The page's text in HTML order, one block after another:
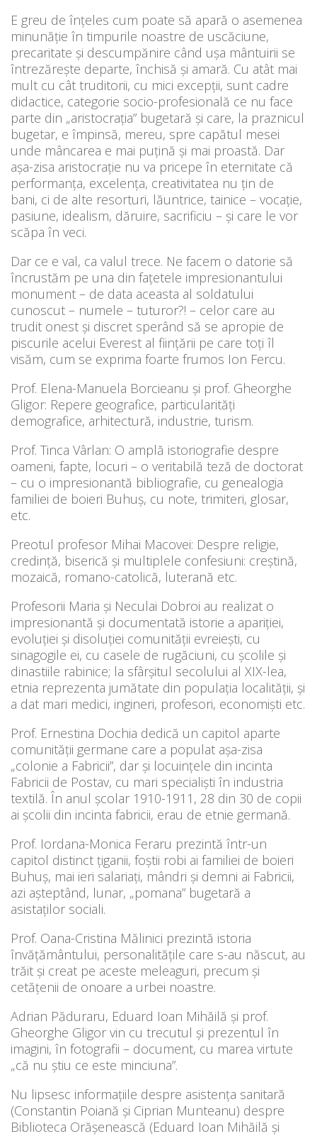
E greu de înțeles cum poate să apară o asemenea
minunăție în timpurile noastre de uscăciune,
precaritate și descumpănire când ușa mântuirii se
întrezărește departe, închisă și amară. Cu atât mai
mult cu cât truditorii, cu mici excepții, sunt cadre
didactice, categorie socio-profesională ce nu face
parte din „aristocrația” bugetară și care, la praznicul
bugetar, e împinsă, mereu, spre capătul mesei
unde mâncarea e mai puțină și mai proastă. Dar
așa-zisa aristocrație nu va pricepe în eternitate că
performanța, excelența, creativitatea nu țin de
bani, ci de alte resorturi, lăuntrice, tainice – vocație,
pasiune, idealism, dăruire, sacrificiu – și care le vor
scăpa în veci.
Dar ce e val, ca valul trece. Ne facem o datorie să
încrustăm pe una din fațetele impresionantului
monument – de data aceasta al soldatului
cunoscut – numele – tuturor?! – celor care au
trudit onest și discret sperând să se apropie de
piscurile acelui Everest al ființării pe care toți îl
visăm, cum se exprima foarte frumos Ion Fercu.
Prof. Elena-Manuela Borcieanu și prof. Gheorghe
Gligor: Repere geografice, particularități
demografice, arhitectură, industrie, turism.
Prof. Tinca Vârlan: O amplă istoriografie despre
oameni, fapte, locuri – o veritabilă teză de doctorat
– cu o impresionantă bibliografie, cu genealogia
familiei de boieri Buhuș, cu note, trimiteri, glosar,
etc.
Preotul profesor Mihai Macovei: Despre religie,
credință, biserică și multiplele confesiuni: creștină,
mozaică, romano-catolică, luterană etc.
Profesorii Maria și Neculai Dobroi au realizat o
impresionantă și documentată istorie a apariției,
evoluției și disoluției comunității evreiești, cu
sinagogile ei, cu casele de rugăciuni, cu școlile și
dinastiile rabinice; la sfârșitul secolului al XIX-lea,
etnia reprezenta jumătate din populația localității, și
a dat mari medici, ingineri, profesori, economiști etc.
Prof. Ernestina Dochia dedică un capitol aparte
comunității germane care a populat așa-zisa
„colonie a Fabricii”, dar și locuințele din incinta
Fabricii de Postav, cu mari specialiști în industria
textilă. În anul școlar 1910-1911, 28 din 30 de copii
ai școlii din incinta fabricii, erau de etnie germană.
Prof. Iordana-Monica Feraru prezintă într-un
capitol distinct țiganii, foștii robi ai familiei de boieri
Buhuș, mai ieri salariați, mândri și demni ai Fabricii,
azi așteptând, lunar, „pomana” bugetară a
asistaților sociali.
Prof. Oana-Cristina Mălinici prezintă istoria
învățământului, personalitățile care s-au născut, au
trăit și creat pe aceste meleaguri, precum și
cetățenii de onoare a urbei noastre.
Adrian Păduraru, Eduard Ioan Mihăilă și prof.
Gheorghe Gligor vin cu trecutul și prezentul în
imagini, în fotografii – document, cu marea virtute
„că nu știu ce este minciuna”.
Nu lipsesc informațiile despre asistența sanitară
(Constantin Poiană și Ciprian Munteanu) despre
Biblioteca Orășenească (Eduard Ioan Mihăilă și